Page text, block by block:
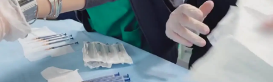
SULCIS IGLESIENTE
MEDIO CAMPIDANO
ORISTANO E PROVINCIA
SASSARI E PROVINCIA
GALLURA